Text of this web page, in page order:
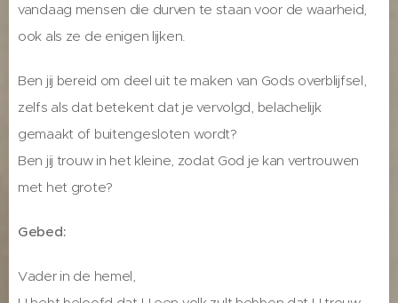
vandaag mensen die durven te staan voor de waarheid,
ook als ze de enigen lijken.
Ben jij bereid om deel uit te maken van Gods overblijfsel,
zelfs als dat betekent dat je vervolgd, belachelijk
gemaakt of buitengesloten wordt?
Ben jij trouw in het kleine, zodat God je kan vertrouwen
met het grote?
Gebed:
Vader in de hemel,